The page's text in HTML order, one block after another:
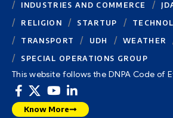
INDUSTRIES AND COMMERCE
RELIGION
STARTUP
TRANSPORT
UDH WEATHER
SPECIAL OPERATIONS GROUP
This website follows the DNPA Code of
Know More